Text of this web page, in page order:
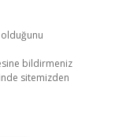
olduğunu
bildirmeniz
sitemizden